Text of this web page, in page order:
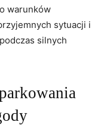
warunków
sytuacji ⁣i
silnych